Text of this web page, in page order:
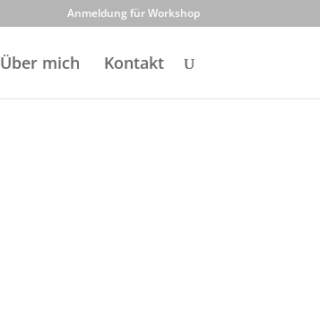
Anmeldung für Workshop
Über mich Kontakt